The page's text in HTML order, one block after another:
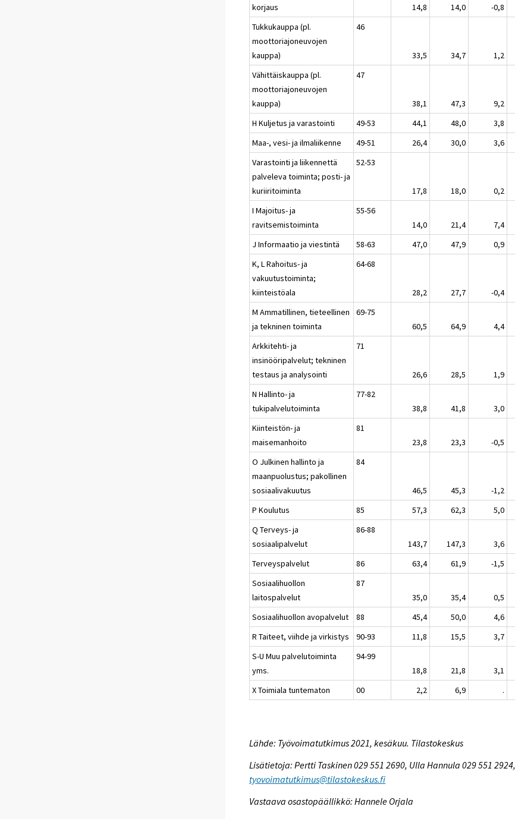
korjaus
14,8 14,0 -0,8
Tukkukauppa (pl.
moottoriajoneuvojen
kauppa)
46
33,5 34,7 1,2
Vähittäiskauppa (pl.
moottoriajoneuvojen
kauppa)
47
38,1 47,3 9,2
H Kuljetus ja varastointi
49-53 44,1 48,0 3,8
Maa-, vesi- ja ilmaliikenne
49-51 26,4 30,0 3,6
Varastointi ja liikennettä
palveleva toiminta; posti- ja
kuriiritoiminta
52-53
17,8 18,0 0,2
I Majoitus- ja
ravitsemistoiminta
55-56
14,0
21,4 7,4
J Informaatio ja viestintä
58-63 47,0 47,9 0,9
K, L Rahoitus- ja
vakuutustoiminta;
kiinteistöala
64-68
28,2 27,7 -0,4
M Ammatillinen, tieteellinen
ja tekninen toiminta
69-75
60,5
64,9 4,4
Arkkitehti- ja
insinööripalvelut; tekninen
testaus ja analysointi
71
26,6 28,5 1,9
N Hallinto- ja
tukipalvelutoiminta
77-82
38,8
41,8 3,0
Kiinteistön- ja
maisemanhoito
81
23,8
23,3 -0,5
O Julkinen hallinto ja
maanpuolustus; pakollinen
sosiaalivakuutus
84
46,5 45,3 -1,2
P Koulutus
85 57,3 62,3 5,0
Q Terveys- ja
sosiaalipalvelut
86-88
143,7
147,3 3,6
Terveyspalvelut
86 63,4 61,9 -1,5
Sosiaalihuollon
laitospalvelut
87
35,0
35,4 0,5
Sosiaalihuollon avopalvelut
88 45,4 50,0 4,6
R Taiteet, viihde ja virkistys
90-93 11,8 15,5 3,7
S-U Muu palvelutoiminta
yms.
94-99
18,8
21,8 3,1
X Toimiala tuntematon
00 2,2 6,9 .
Lähde: Työvoimatutkimus 2021, kesäkuu. Tilastokeskus
Lisätietoja: Pertti Taskinen 029 551 2690, Ulla Hannula 029 551 2924,
tyovoimatutkimus@tilastokeskus.fi
Vastaava osastopäällikkö: Hannele Orjala